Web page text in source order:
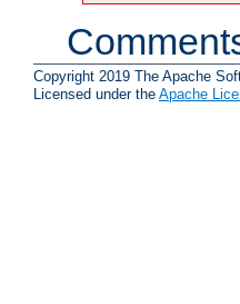
Copyright 2019 The Apache
Licensed under the Apache